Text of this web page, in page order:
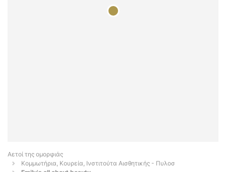
Αετοί της ομορφιάς
Κομμωτήρια, Κουρεία, Ινστιτούτα Αισθητικής - Πυλοσ